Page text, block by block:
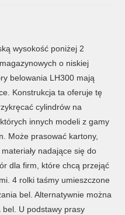
wysokość poniżej 2
o niskiej
belowania LH300 mają
Konstrukcja ta oferuje tę
cylindrów na
innych modeli z gamy
Może prasować kartony,
nadające się do
dla firm, które chcą przejąć
4 rolki taśmy umieszczone
bel. Alternatywnie można
U podstawy prasy